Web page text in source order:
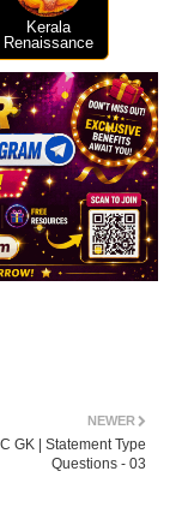
Kerala
Renaissance
NEWER
GK | Statement Type
Questions - 03